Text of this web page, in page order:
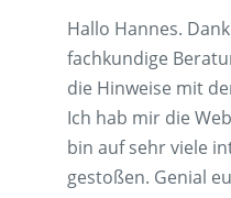
Hallo Hannes.
fachkundige
die Hinweise mit
Ich hab mir die
bin auf sehr viele
gestoßen. Genial